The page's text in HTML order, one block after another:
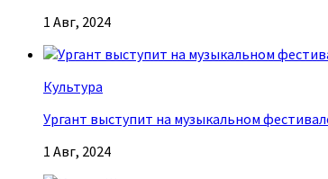
1 Авг, 2024
Культура
Ургант выступит на музыкальном
1 Авг, 2024